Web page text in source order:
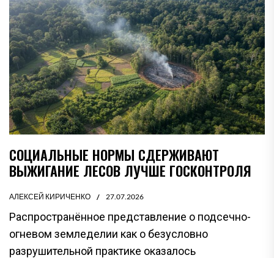
СОЦИАЛЬНЫЕ НОРМЫ СДЕРЖИВАЮТ
ВЫЖИГАНИЕ ЛЕСОВ ЛУЧШЕ ГОСКОНТРОЛЯ
АЛЕКСЕЙ КИРИЧЕНКО 27.07.2026
Распространённое представление о подсечно-
огневом земледелии как о безусловно
разрушительной практике оказалось